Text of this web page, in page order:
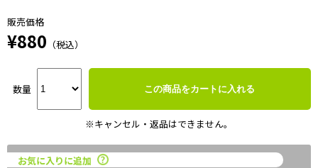
販売価格
¥880 （税込）
数量 この商品をカートに入れる
※キャンセル・返品はできません。
お気に入りに追加